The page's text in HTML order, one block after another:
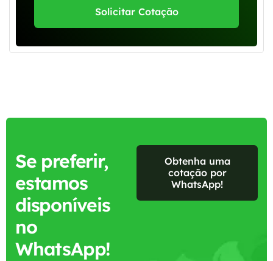
Solicitar Cotação
Se preferir,
estamos
disponíveis
no
WhatsApp!
Obtenha uma
cotação por
WhatsApp!